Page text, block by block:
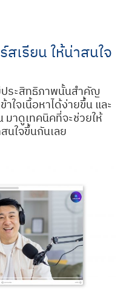
เรียน ให้น่าสนใจ
ระสิทธิภาพนั้นสำคัญ
าใจเนื้อหาได้ง่ายขึ้น และ
าดูเทคนิคที่จะช่วยให้
นใจขึ้นกันเลย